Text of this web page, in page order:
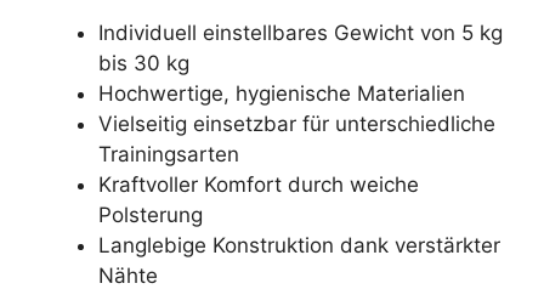
Individuell einstellbares Gewicht von 5 kg
bis 30 kg
Hochwertige, hygienische Materialien
Vielseitig einsetzbar für unterschiedliche
Trainingsarten
Kraftvoller Komfort durch weiche
Polsterung
Langlebige Konstruktion dank verstärkter
Nähte